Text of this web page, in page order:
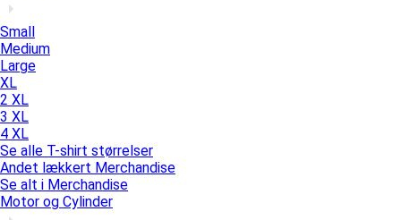
Small
Medium
Large
XL
2 XL
3 XL
4 XL
Se alle T-shirt størrelser
Andet lækkert Merchandise
Se alt i Merchandise
Motor og Cylinder